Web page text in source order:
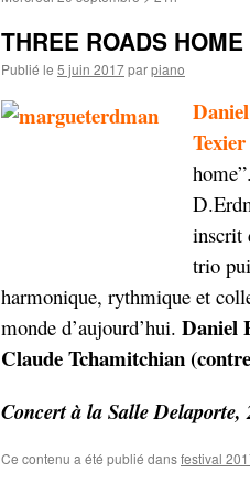
THREE ROADS
Publié le 5 juin 2017parpiano
inscrit
trio
harmonique, rythmique et
monde d’aujourd’hui. Daniel
Claude Tchamitchian
Concert à la Salle
Ce contenu a été publié dansfestival